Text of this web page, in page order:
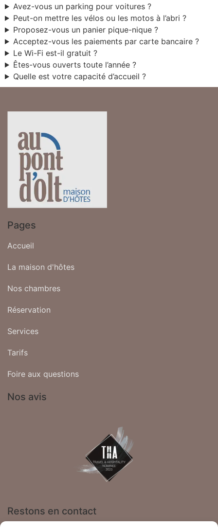
Avez-vous un parking pour voitures ?
Peut-on mettre les vélos ou les motos à l’abri ?
Proposez-vous un panier pique-nique ?
Acceptez-vous les paiements par carte bancaire ?
Le Wi-Fi est-il gratuit ?
Êtes-vous ouverts toute l’année ?
Quelle est votre capacité d’accueil ?
Pages
Accueil
La maison d'hôtes
Nos chambres
Réservation
Services
Tarifs
Foire aux questions
Nos avis
Restons en contact